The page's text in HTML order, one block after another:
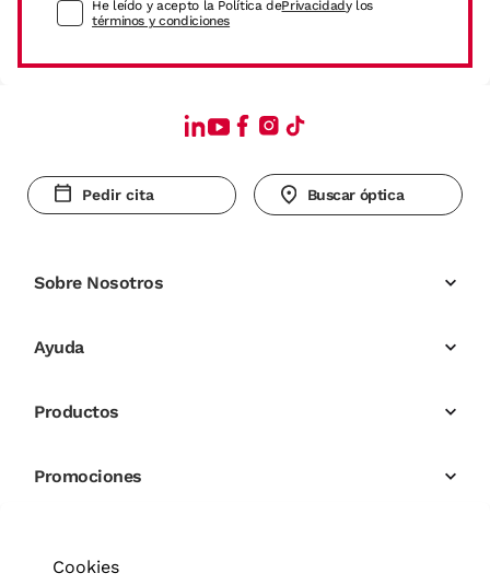
He leído y acepto la Política dePrivacidady los
términos y condiciones
Pedir cita Buscar óptica
Sobre Nosotros
Ayuda
Productos
Promociones
Cookies